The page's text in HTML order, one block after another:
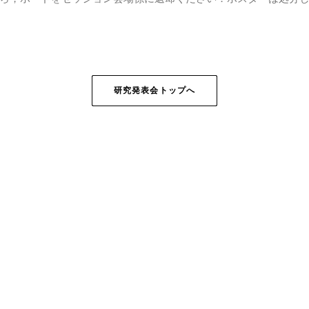
研究発表会トップへ